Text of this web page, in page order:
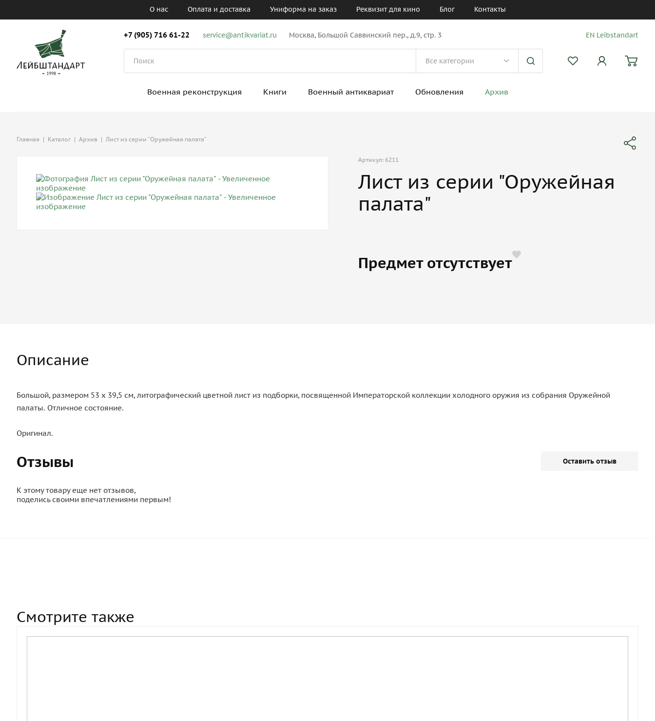
О нас Оплата и доставка Униформа на заказ Реквизит для кино Блог Контакты
+7 (905) 716 61-22 service@antikvariat.ru Москва, Большой Саввинский пер., д.9, стр. 3 EN Leibstandart
Военная реконструкция Книги Военный антиквариат Обновления Архив
Главная | Каталог | Архив | Лист из серии "Оружейная палата"
Артикул: 6211
Лист из серии "Оружейная
палата"
Предмет отсутствует
Описание
Большой, размером 53 х 39,5 см, литографический цветной лист из подборки, посвященной Императорской коллекции холодного оружия из собрания Оружейной
палаты. Отличное состояние.
Оригинал.
Отзывы Оставить отзыв
К этому товару еще нет отзывов,
поделись своими впечатлениями первым!
Смотрите также